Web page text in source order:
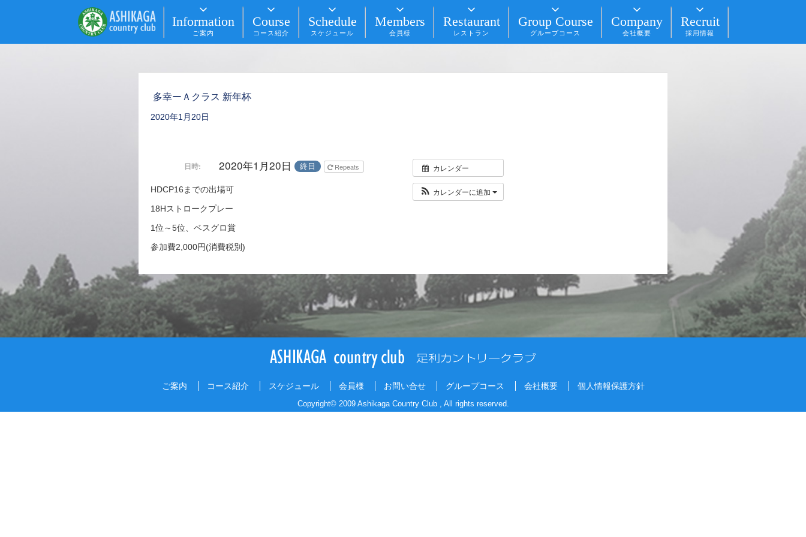
Information
ご案内
Course
コース紹介
Schedule
スケジュール
Members
会員様
Restaurant
レストラン
Group Course
グループコース
Company
会社概要
Recruit
採用情報
多幸ーＡクラス 新年杯
2020年1月20日
カレンダー
カレンダーに追加
日時: 2020年1月20日 終日 Repeats
HDCP16までの出場可
18Hストロークプレー
1位～5位、ベスグロ賞
参加費2,000円(消費税別)
ご案内 コース紹介 スケジュール 会員様 お問い合せ グループコース 会社概要 個人情報保護方針
Copyright© 2009 Ashikaga Country Club , All rights reserved.